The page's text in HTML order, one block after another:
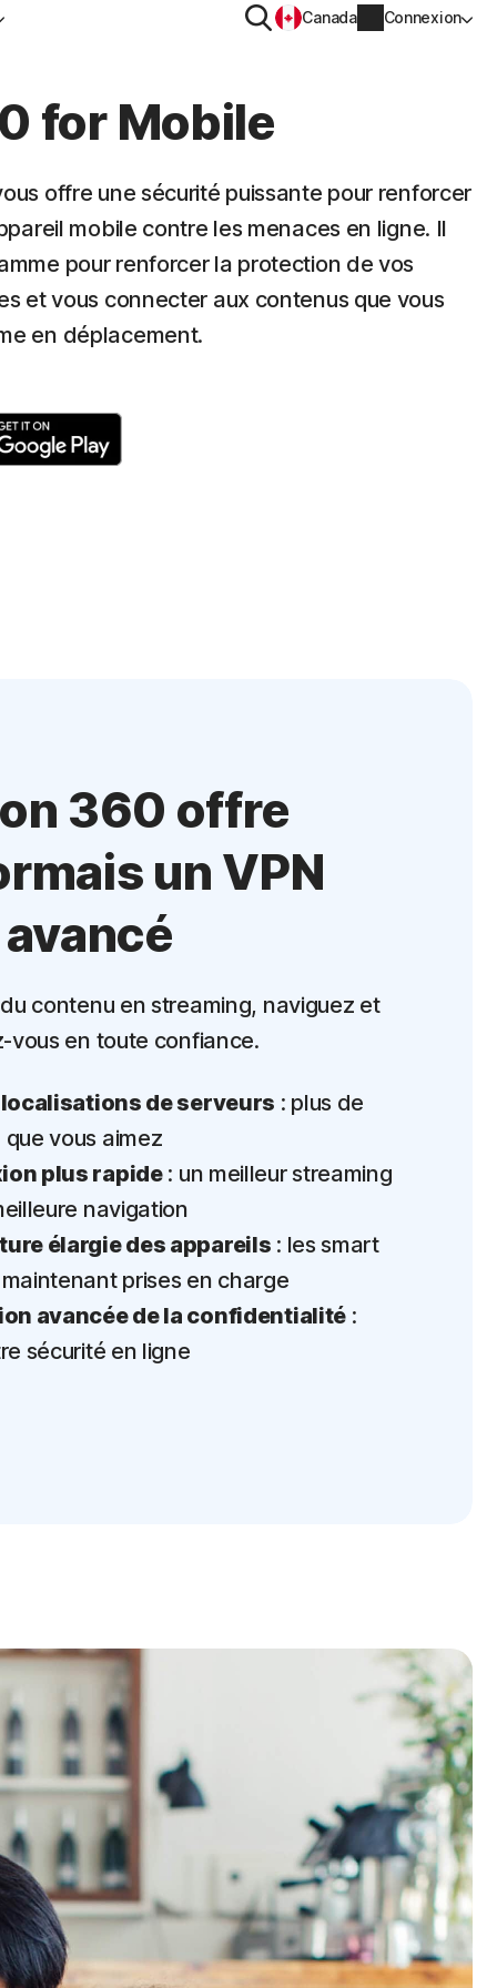
pour
iOS™
Norton VPN
Norton AntiTrack
Privacy Monitor Assistant
Rechercher
Canada Connexion
Informations sur le compte
Informations de facturation
for Mobile
offre une sécurité puissante pour renforcer
mobile contre les menaces en ligne. Il
pour renforcer la protection de vos
et vous connecter aux contenus que vous
en déplacement.
360 offre
un VPN
contenu en streaming, naviguez et
vous en toute confiance.
de serveurs : plus de
vous aimez
plus rapide: un meilleur streaming
navigation
élargie des appareils : les smart
prises en charge
avancée de la confidentialité :
sécurité en ligne